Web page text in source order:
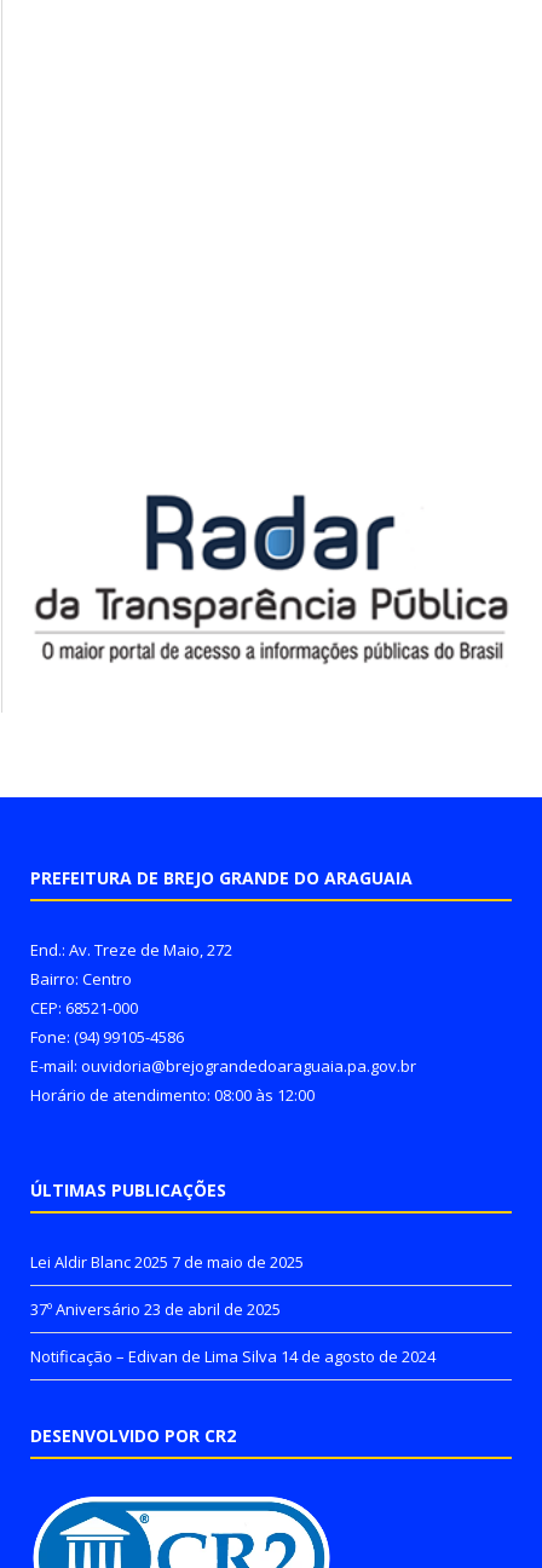
PREFEITURA DE BREJO GRANDE DO ARAGUAIA
End.: Av. Treze de Maio, 272
Bairro: Centro
CEP: 68521-000
Fone: (94) 99105-4586
E-mail: ouvidoria@brejograndedoaraguaia.pa.gov.br
Horário de atendimento: 08:00 às 12:00
ÚLTIMAS PUBLICAÇÕES
Lei Aldir Blanc 2025 7 de maio de 2025
37º Aniversário 23 de abril de 2025
Notificação – Edivan de Lima Silva 14 de agosto de 2024
DESENVOLVIDO POR CR2